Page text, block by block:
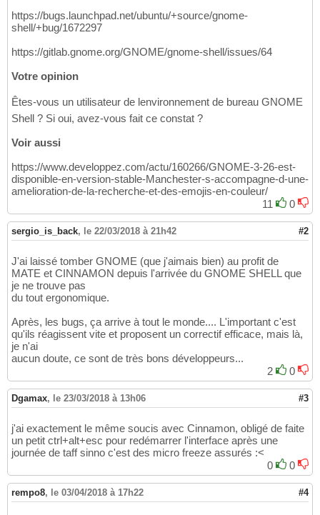
https://bugs.launchpad.net/ubuntu/+source/gnome-
shell/+bug/1672297
https://gitlab.gnome.org/GNOME/gnome-shell/issues/64
Votre opinion
Êtes-vous un utilisateur de lenvironnement de bureau GNOME
Shell ? Si oui, avez-vous fait ce constat ?
Voir aussi
https://www.developpez.com/actu/160266/GNOME-3-26-est-
disponible-en-version-stable-Manchester-s-accompagne-d-une-
amelioration-de-la-recherche-et-des-emojis-en-couleur/
11
0
sergio_is_back, le 22/03/2018 à 21h42 #2
J'ai laissé tomber GNOME (que j'aimais bien) au profit de
MATE et CINNAMON depuis l'arrivée du GNOME SHELL que
je ne trouve pas
du tout ergonomique.
Après, les bugs, ça arrive à tout le monde.... L'important c'est
qu'ils réagissent vite et proposent un correctif efficace, mais là,
je n'ai
aucun doute, ce sont de très bons développeurs...
2
0
Dgamax, le 23/03/2018 à 13h06 #3
j'ai exactement le même soucis avec Cinnamon, obligé de faite
un petit ctrl+alt+esc pour redémarrer l'interface après une
journée de taff sinno c'est des micro freeze assurés :<
0
0
rempo8, le 03/04/2018 à 17h22 #4